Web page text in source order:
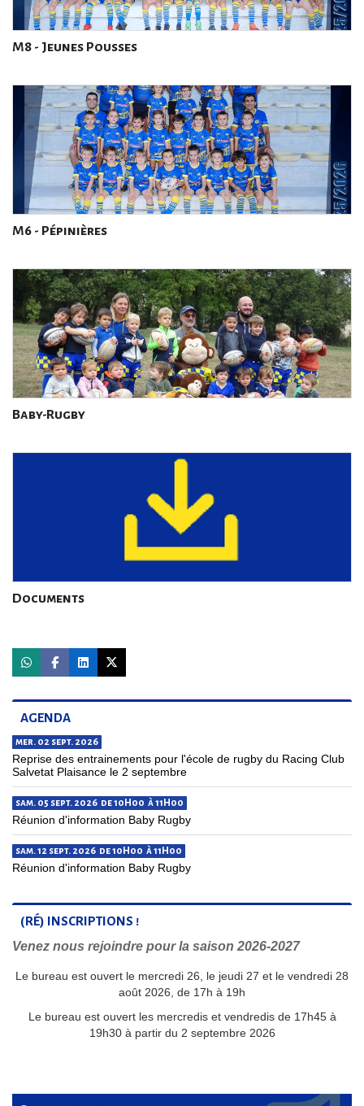
M8 - Jeunes Pousses
M6 - Pépinières
Baby-Rugby
Documents
AGENDA
mer. 02 sept. 2026
Reprise des entrainements pour l'école de rugby du Racing Club
Salvetat Plaisance le 2 septembre
sam. 05 sept. 2026 de 10H00 à 11H00
Réunion d'information Baby Rugby
sam. 12 sept. 2026 de 10H00 à 11H00
Réunion d'information Baby Rugby
(RÉ) INSCRIPTIONS !
Venez nous rejoindre pour la saison 2026-2027
Le bureau est ouvert le mercredi 26, le jeudi 27 et le vendredi 28
août 2026, de 17h à 19h
Le bureau est ouvert les mercredis et vendredis de 17h45 à
19h30 à partir du 2 septembre 2026
*